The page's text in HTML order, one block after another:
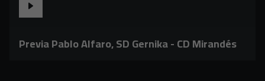
Previa Pablo Alfaro, SD Gernika - CD Mirandés